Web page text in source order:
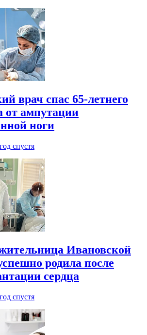
врач спас 65-летнего
от ампутации
ноги
спустя
Ивановской
родила после
сердца
спустя